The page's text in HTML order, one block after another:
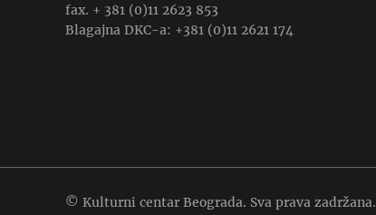
fax. + 381 (0)11 2623 853
Blagajna DKC-a: +381 (0)11 2621 174
© Kulturni centar Beograda. Sva prava zadržana.